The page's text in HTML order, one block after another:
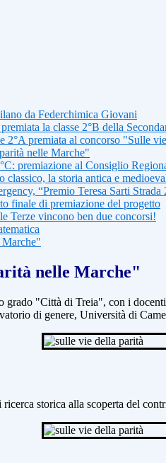
da Federchimica Giovani
la classe 2°B della
2°A premiata al concorso "Sulle
nelle Marche"
premiazione al Consiglio
la storia antica e
“Premio Teresa Sarti Strada
finale di premiazione del progetto
Terze vincono ben due concorsi!
Marche"
nelle Marche"
grado "Città di Treia", con i
di genere, Università di
storica alla scoperta del